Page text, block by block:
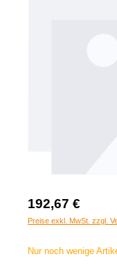
192,67 €
Preise exkl. MwSt. zzgl.
Nur noch wenige